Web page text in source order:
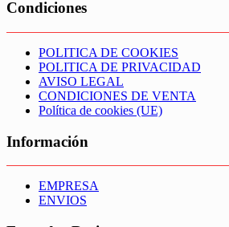
Condiciones
POLITICA DE COOKIES
POLITICA DE PRIVACIDAD
AVISO LEGAL
CONDICIONES DE VENTA
Política de cookies (UE)
Información
EMPRESA
ENVIOS